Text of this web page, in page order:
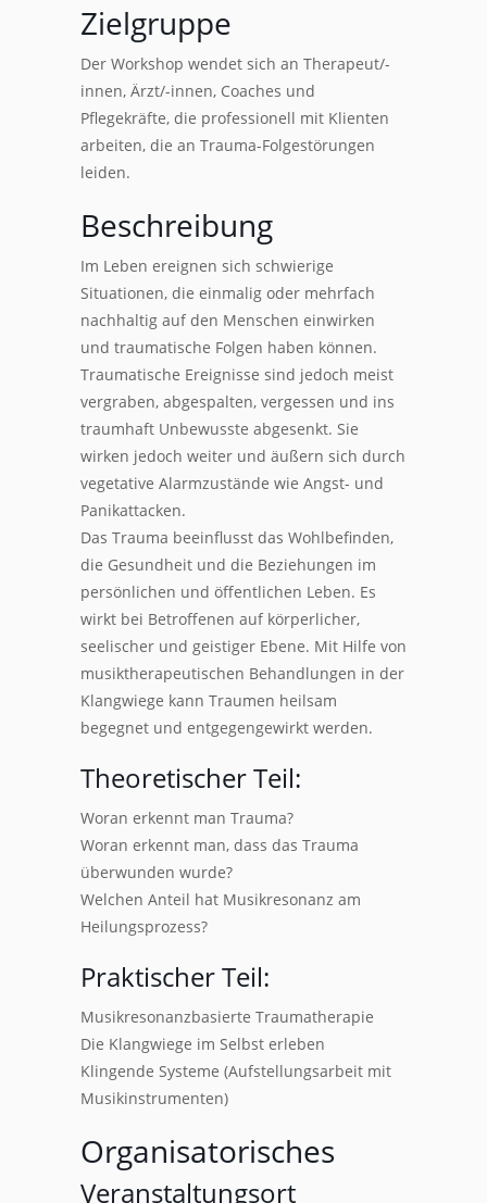
Zielgruppe
Der Workshop wendet sich an Therapeut/-
innen, Ärzt/-innen, Coaches und
Pflegekräfte, die professionell mit Klienten
arbeiten, die an Trauma-Folgestörungen
leiden.
Beschreibung
Im Leben ereignen sich schwierige
Situationen, die einmalig oder mehrfach
nachhaltig auf den Menschen einwirken
und traumatische Folgen haben können.
Traumatische Ereignisse sind jedoch meist
vergraben, abgespalten, vergessen und ins
traumhaft Unbewusste abgesenkt. Sie
wirken jedoch weiter und äußern sich durch
vegetative Alarmzustände wie Angst- und
Panikattacken.
Das Trauma beeinflusst das Wohlbefinden,
die Gesundheit und die Beziehungen im
persönlichen und öffentlichen Leben. Es
wirkt bei Betroffenen auf körperlicher,
seelischer und geistiger Ebene. Mit Hilfe von
musiktherapeutischen Behandlungen in der
Klangwiege kann Traumen heilsam
begegnet und entgegengewirkt werden.
Theoretischer Teil:
Woran erkennt man Trauma?
Woran erkennt man, dass das Trauma
überwunden wurde?
Welchen Anteil hat Musikresonanz am
Heilungsprozess?
Praktischer Teil:
Musikresonanzbasierte Traumatherapie
Die Klangwiege im Selbst erleben
Klingende Systeme (Aufstellungsarbeit mit
Musikinstrumenten)
Organisatorisches
Veranstaltungsort